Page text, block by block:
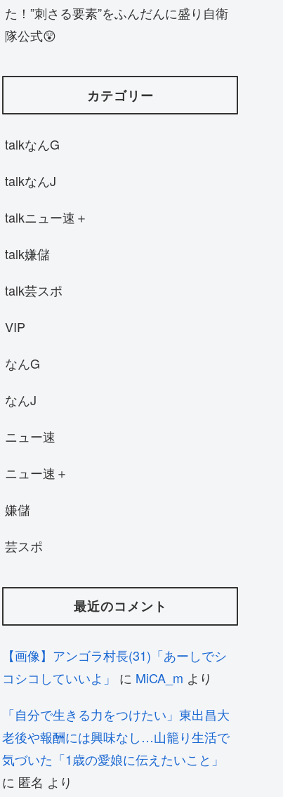
た！”刺さる要素”をふんだんに盛り自衛
隊公式😲
カテゴリー
talkなんG
talkなんJ
talkニュー速＋
talk嫌儲
talk芸スポ
VIP
なんG
なんJ
ニュー速
ニュー速＋
嫌儲
芸スポ
最近のコメント
【画像】アンゴラ村長(31)「あーしでシ
コシコしていいよ」
に MiCA_m より
「自分で生きる力をつけたい」東出昌大
老後や報酬には興味なし…山籠り生活で
気づいた「1歳の愛娘に伝えたいこと」
に 匿名 より